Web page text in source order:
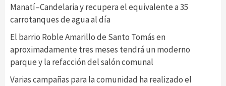
Manatí–Candelaria y recupera el equivalente a 35
carrotanques de agua al día
El barrio Roble Amarillo de Santo Tomás en
aproximadamente tres meses tendrá un moderno
parque y la refacción del salón comunal
Varias campañas para la comunidad ha realizado el